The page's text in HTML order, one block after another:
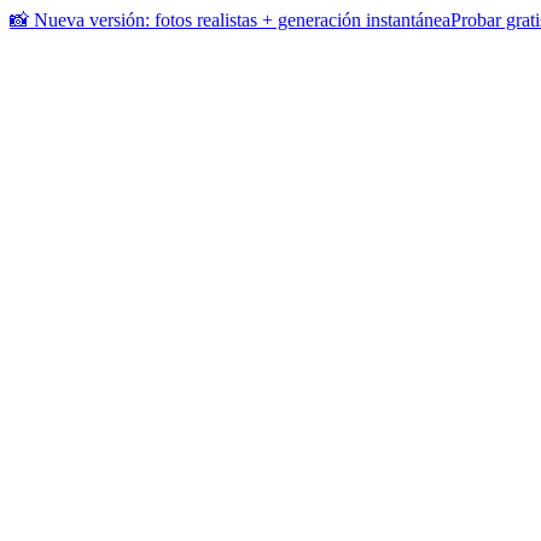
📸 Nueva versión: fotos realistas + generación instantáneaProbar